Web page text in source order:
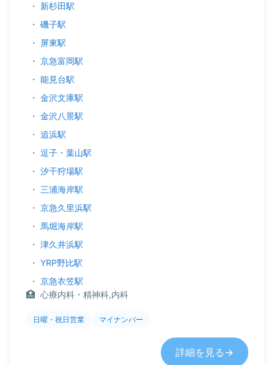
・ 新杉田駅
・ 磯子駅
・
屏東駅
・ 京急富岡駅
・ 能見台駅
・ 金沢文庫駅
・ 金沢八景駅
・ 追浜駅
・ 逗子・葉山駅
・ 汐干狩場駅
・ 三浦海岸駅
・ 京急久里浜駅
・ 馬堀海岸駅
・ 津久井浜駅
・ YRP野比駅
・ 京急衣笠駅
心療内科・精神科,内科
日曜・祝日営業 マイナンバー
詳細を見る